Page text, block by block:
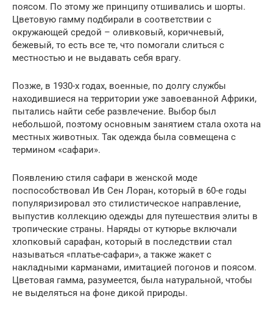
поясом. По этому же принципу отшивались и шорты.
Цветовую гамму подбирали в соответствии с
окружающей средой – оливковый, коричневый,
бежевый, то есть все те, что помогали слиться с
местностью и не выдавать себя врагу.
Позже, в 1930-х годах, военные, по долгу службы
находившиеся на территории уже завоеванной Африки,
пытались найти себе развлечение. Выбор был
небольшой, поэтому основным занятием стала охота на
местных животных. Так одежда была совмещена с
термином «сафари».
Появлению стиля сафари в женской моде
поспособствовал Ив Сен Лоран, который в 60-е годы
популяризировал это стилистическое направление,
выпустив коллекцию одежды для путешествия элиты в
тропические страны. Наряды от кутюрье включали
хлопковый сарафан, который в последствии стал
называться «платье-сафари», а также жакет с
накладными карманами, имитацией погонов и поясом.
Цветовая гамма, разумеется, была натуральной, чтобы
не выделяться на фоне дикой природы.